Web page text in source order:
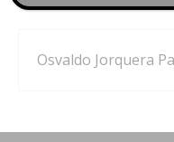
Osvaldo Jorquera